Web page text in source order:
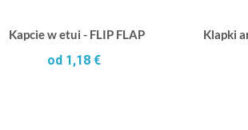
Kapcie w etui - FLIP FLAP
od 1,18 €
Klapki